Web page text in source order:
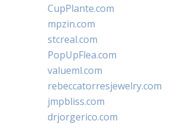
CupPlante.com
mpzin.com
stcreal.com
PopUpFlea.com
valueml.com
rebeccatorresjewelry.com
jmpbliss.com
drjorgerico.com